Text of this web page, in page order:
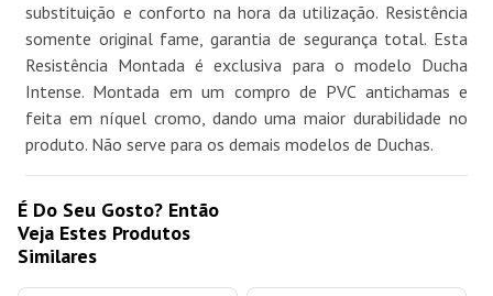
substituição e conforto na hora da utilização. Resistência
somente original fame, garantia de segurança total. Esta
Resistência Montada é exclusiva para o modelo Ducha
Intense. Montada em um compro de PVC antichamas e
feita em níquel cromo, dando uma maior durabilidade no
produto. Não serve para os demais modelos de Duchas.
É Do Seu Gosto? Então
Veja Estes Produtos
Similares